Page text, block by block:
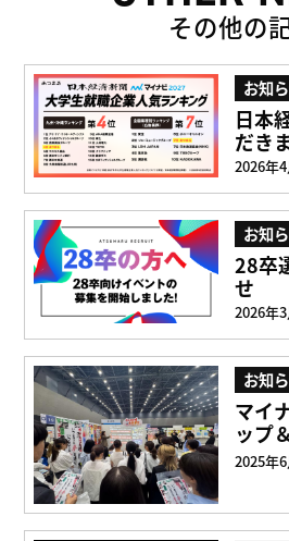
その他の
お知
日本
だき
2026年4
お知
28卒
せ
2026年3
お知
マイ
ップ
しま
2025年6